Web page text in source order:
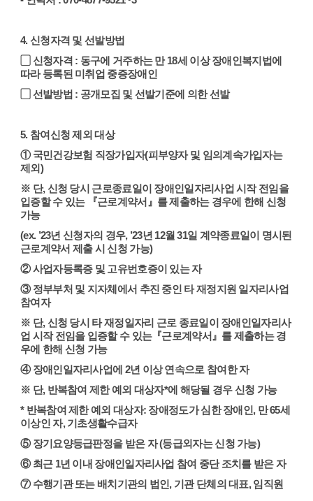
4. 신청자격 및 선발방법
▢ 신청자격 : 동구에 거주하는 만 18세 이상 장애인복지법에
따라 등록된 미취업 중증장애인
▢ 선발방법 : 공개모집 및 선발기준에 의한 선발
5. 참여신청 제외 대상
① 국민건강보험 직장가입자(피부양자 및 임의계속가입자는
제외)
※ 단, 신청 당시 근로종료일이 장애인일자리사업 시작 전임을
입증할 수 있는 『근로계약서』를 제출하는 경우에 한해 신청
가능
(ex. ’23년 신청자의 경우, ’23년 12월 31일 계약종료일이 명시된
근로계약서 제출 시 신청 가능)
② 사업자등록증 및 고유번호증이 있는 자
③ 정부부처 및 지자체에서 추진 중인 타 재정지원 일자리사업
참여자
※ 단, 신청 당시 타 재정일자리 근로 종료일이 장애인일자리사
업 시작 전임을 입증할 수 있는『근로계약서』를 제출하는 경
우에 한해 신청 가능
④ 장애인일자리사업에 2년 이상 연속으로 참여한 자
※ 단, 반복참여 제한 예외 대상자*에 해당될 경우 신청 가능
* 반복참여 제한 예외 대상자: 장애정도가 심한 장애인, 만 65세
이상인 자, 기초생활수급자
⑤ 장기요양등급판정을 받은 자 (등급외자는 신청 가능)
⑥ 최근 1년 이내 장애인일자리사업 참여 중단 조치를 받은 자
⑦ 수행기관 또는 배치기관의 법인, 기관 단체의 대표, 임직원